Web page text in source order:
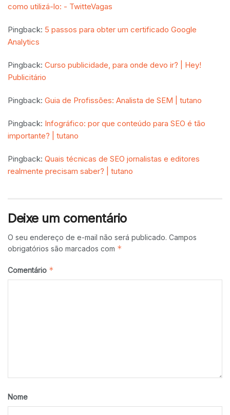
como utilizá-lo: - TwitteVagas
Pingback: 5 passos para obter um certificado Google
Analytics
Pingback: Curso publicidade, para onde devo ir? | Hey!
Publicitário
Pingback: Guia de Profissões: Analista de SEM | tutano
Pingback: Infográfico: por que conteúdo para SEO é tão
importante? | tutano
Pingback: Quais técnicas de SEO jornalistas e editores
realmente precisam saber? | tutano
Deixe um comentário
O seu endereço de e-mail não será publicado. Campos
obrigatórios são marcados com *
Comentário *
Nome